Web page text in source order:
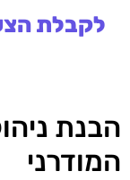
לקבלת
הבנת
המודרני